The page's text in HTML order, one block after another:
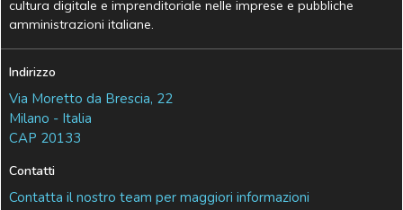
cultura digitale e imprenditoriale nelle imprese e pubbliche
amministrazioni italiane.
Indirizzo
Via Moretto da Brescia, 22
Milano - Italia
CAP 20133
Contatti
Contatta il nostro team per maggiori informazioni